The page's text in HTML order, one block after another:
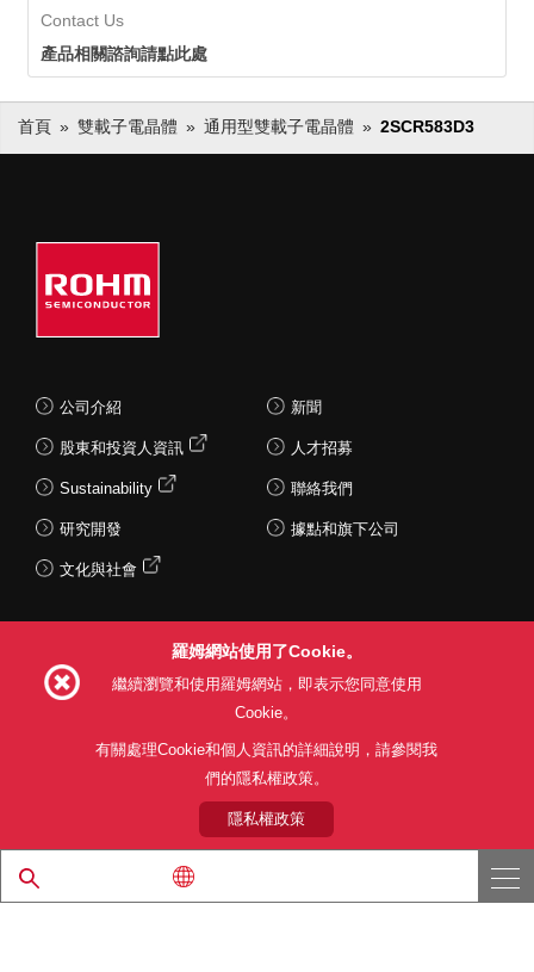
Contact Us
產品相關諮詢請點此處
首頁 雙載子電晶體 通用型雙載子電晶體 2SCR583D3
公司介紹
股東和投資人資訊
Sustainability
研究開發
文化與社會
新聞
人才招募
聯絡我們
據點和旗下公司
利用目的 隱私權政策
關於本公司產品銷售之標準條款(PDF)
© 1997 - 2026 ROHM CO., LTD. ALL RIGHTS RESERVED.
羅姆網站使用了Cookie。
繼續瀏覽和使用羅姆網站，即表示您同意使用
Cookie。
有關處理Cookie和個人資訊的詳細說明，請參閱我
們的隱私權政策。
隱私權政策